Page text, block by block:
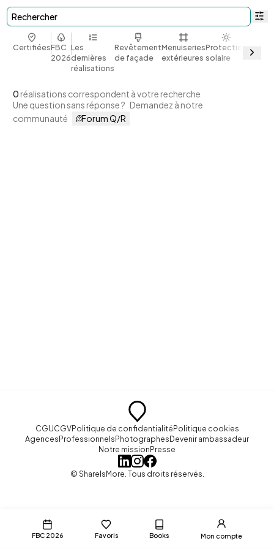
FBC 2026 Favoris Books Mon compte
Rechercher
CertifiéesFBC
2026
Les
dernières
réalisations
Revêtement
de façade
Menuiseries
extérieures
Protection
solaire
Bio et
0 réalisations correspondent à votre recherche
Une question sans réponse ? Demandez à notre
communauté
Forum Q/R
CGUCGVPolitique de confidentialitéPolitique cookies
AgencesProfessionnelsPhotographesDevenir ambassadeur
Notre missionPresse
© ShareIsMore. Tous droits réservés.